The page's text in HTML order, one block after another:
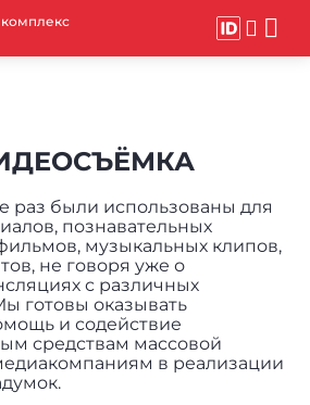
раз были использованы для
познавательных
музыкальных клипов,
не говоря уже о
с различных
готовы оказывать
и содействие
средствам массовой
в реализации